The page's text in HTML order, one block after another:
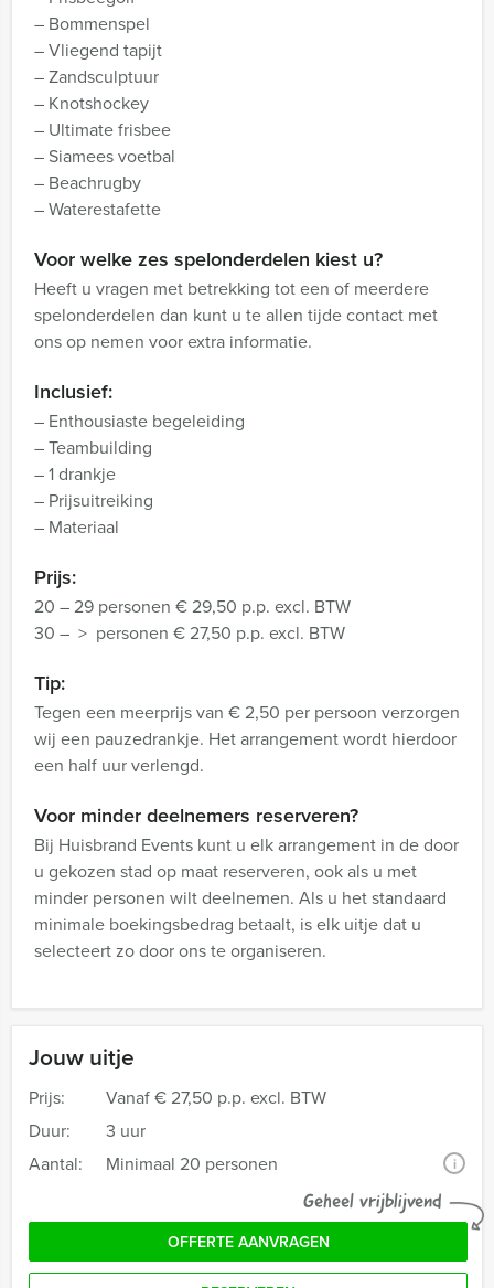
Jouw uitje
Prijs: Vanaf€ 27,50 p.p. excl. BTW
Duur:
3 uur
Aantal:
Minimaal 20 personen i
Geheel vrijblijvend
OFFERTE AANVRAGEN
– Bommenspel
– Vliegend tapijt
– Zandsculptuur
– Knotshockey
– Ultimate frisbee
– Siamees voetbal
– Beachrugby
– Waterestafette
Voor welke zes spelonderdelen kiest u?
Heeft u vragen met betrekking tot een of meerdere
spelonderdelen dan kunt u te allen tijde contact met
ons op nemen voor extra informatie.
Inclusief:
– Enthousiaste begeleiding
– Teambuilding
– 1 drankje
– Prijsuitreiking
– Materiaal
Prijs:
20 – 29 personen € 29,50 p.p. excl. BTW
30 – > personen € 27,50 p.p. excl. BTW
Tip:
Tegen een meerprijs van € 2,50 per persoon verzorgen
wij een pauzedrankje. Het arrangement wordt hierdoor
een half uur verlengd.
Voor minder deelnemers reserveren?
Bij Huisbrand Events kunt u elk arrangement in de door
u gekozen stad op maat reserveren, ook als u met
minder personen wilt deelnemen. Als u het standaard
minimale boekingsbedrag betaalt, is elk uitje dat u
selecteert zo door ons te organiseren.